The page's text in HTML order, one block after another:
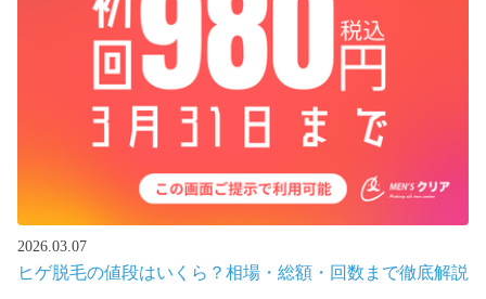
2026.03.07
ヒゲ脱毛の値段はいくら？相場・総額・回数まで徹底解説